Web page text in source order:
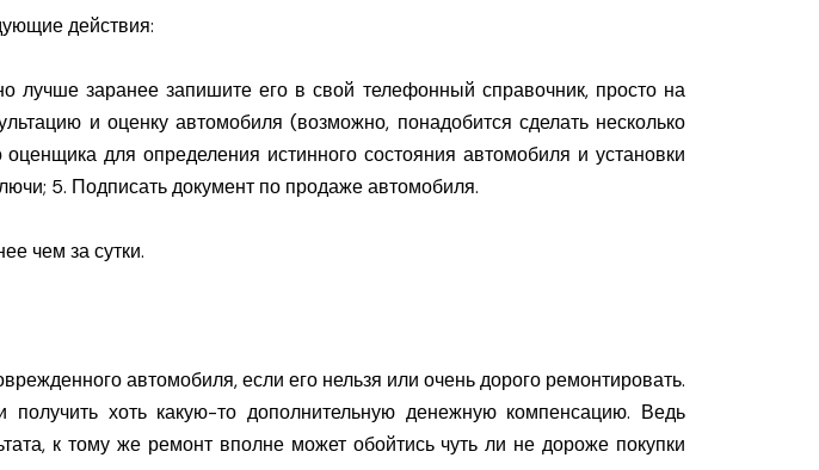
действия:
заранее запишите его в свой телефонный справочник, просто на
и оценку автомобиля (возможно, понадобится сделать несколько
для определения истинного состояния автомобиля и установки
5. Подписать документ по продаже автомобиля.
чем за сутки.
автомобиля, если его нельзя или очень дорого ремонтировать.
хоть какую-то дополнительную денежную компенсацию. Ведь
к тому же ремонт вполне может обойтись чуть ли не дороже покупки